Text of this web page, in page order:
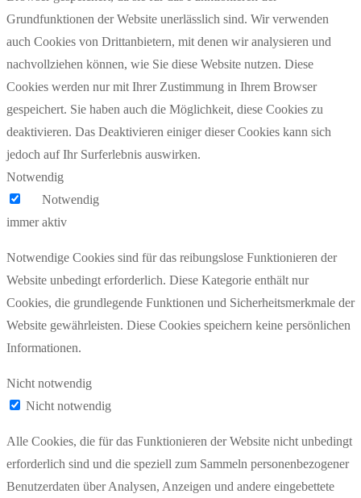
Grundfunktionen der Website unerlässlich sind. Wir verwenden
auch Cookies von Drittanbietern, mit denen wir analysieren und
nachvollziehen können, wie Sie diese Website nutzen. Diese
Cookies werden nur mit Ihrer Zustimmung in Ihrem Browser
gespeichert. Sie haben auch die Möglichkeit, diese Cookies zu
deaktivieren. Das Deaktivieren einiger dieser Cookies kann sich
jedoch auf Ihr Surferlebnis auswirken.
Notwendig
Notwendig
immer aktiv
Notwendige Cookies sind für das reibungslose Funktionieren der
Website unbedingt erforderlich. Diese Kategorie enthält nur
Cookies, die grundlegende Funktionen und Sicherheitsmerkmale der
Website gewährleisten. Diese Cookies speichern keine persönlichen
Informationen.
Nicht notwendig
Nicht notwendig
Alle Cookies, die für das Funktionieren der Website nicht unbedingt
erforderlich sind und die speziell zum Sammeln personenbezogener
Benutzerdaten über Analysen, Anzeigen und andere eingebettete